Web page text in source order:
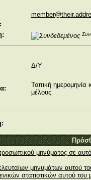
Δ/Υ
Τοπική
μέλους
μηνύματος σε
μηνυμάτων αυτού
στατιστικών αυτού του